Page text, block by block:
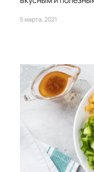
5 марта, 2021